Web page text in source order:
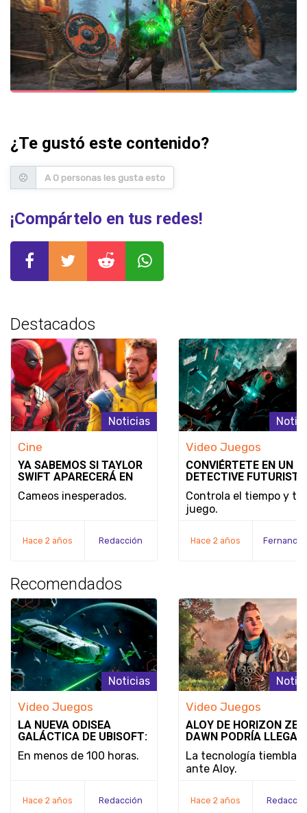
¿Te gustó este contenido?
A 0 personas les gusta esto
¡Compártelo en tus redes!
Destacados
Noticias
Cine
YA SABEMOS SI TAYLOR
SWIFT APARECERÁ EN
DEADPOOL & WOLVERINE
Cameos inesperados.
Hace 2 años Redacción
Video Juegos
CONVIÉRTETE EN UN
DETECTIVE
SE REVELA EL MODO
JUEGO Y LA FECHA DE
LANZAMIENTO DE
Controla el tiempo y tu
juego.
Hace 2 años
Recomendados
Noticias
Video Juegos
LA NUEVA ODISEA
GALÁCTICA DE UBISOFT:
STAR WARS OUTLAWS
En menos de 100 horas.
Hace 2 años Redacción
Video Juegos
ALOY DE HORIZON
DAWN PODRÍA LLEGAR
SUPER SMASH BROS.:
¿REALIDAD O SIMPLE
DESEO?
La tecnología tiembla
ante Aloy.
Hace 2 años